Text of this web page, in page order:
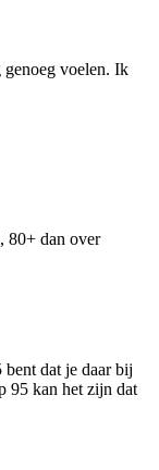
voelen. Ik
80+ dan over
dat je daar bij
95 kan het zijn dat